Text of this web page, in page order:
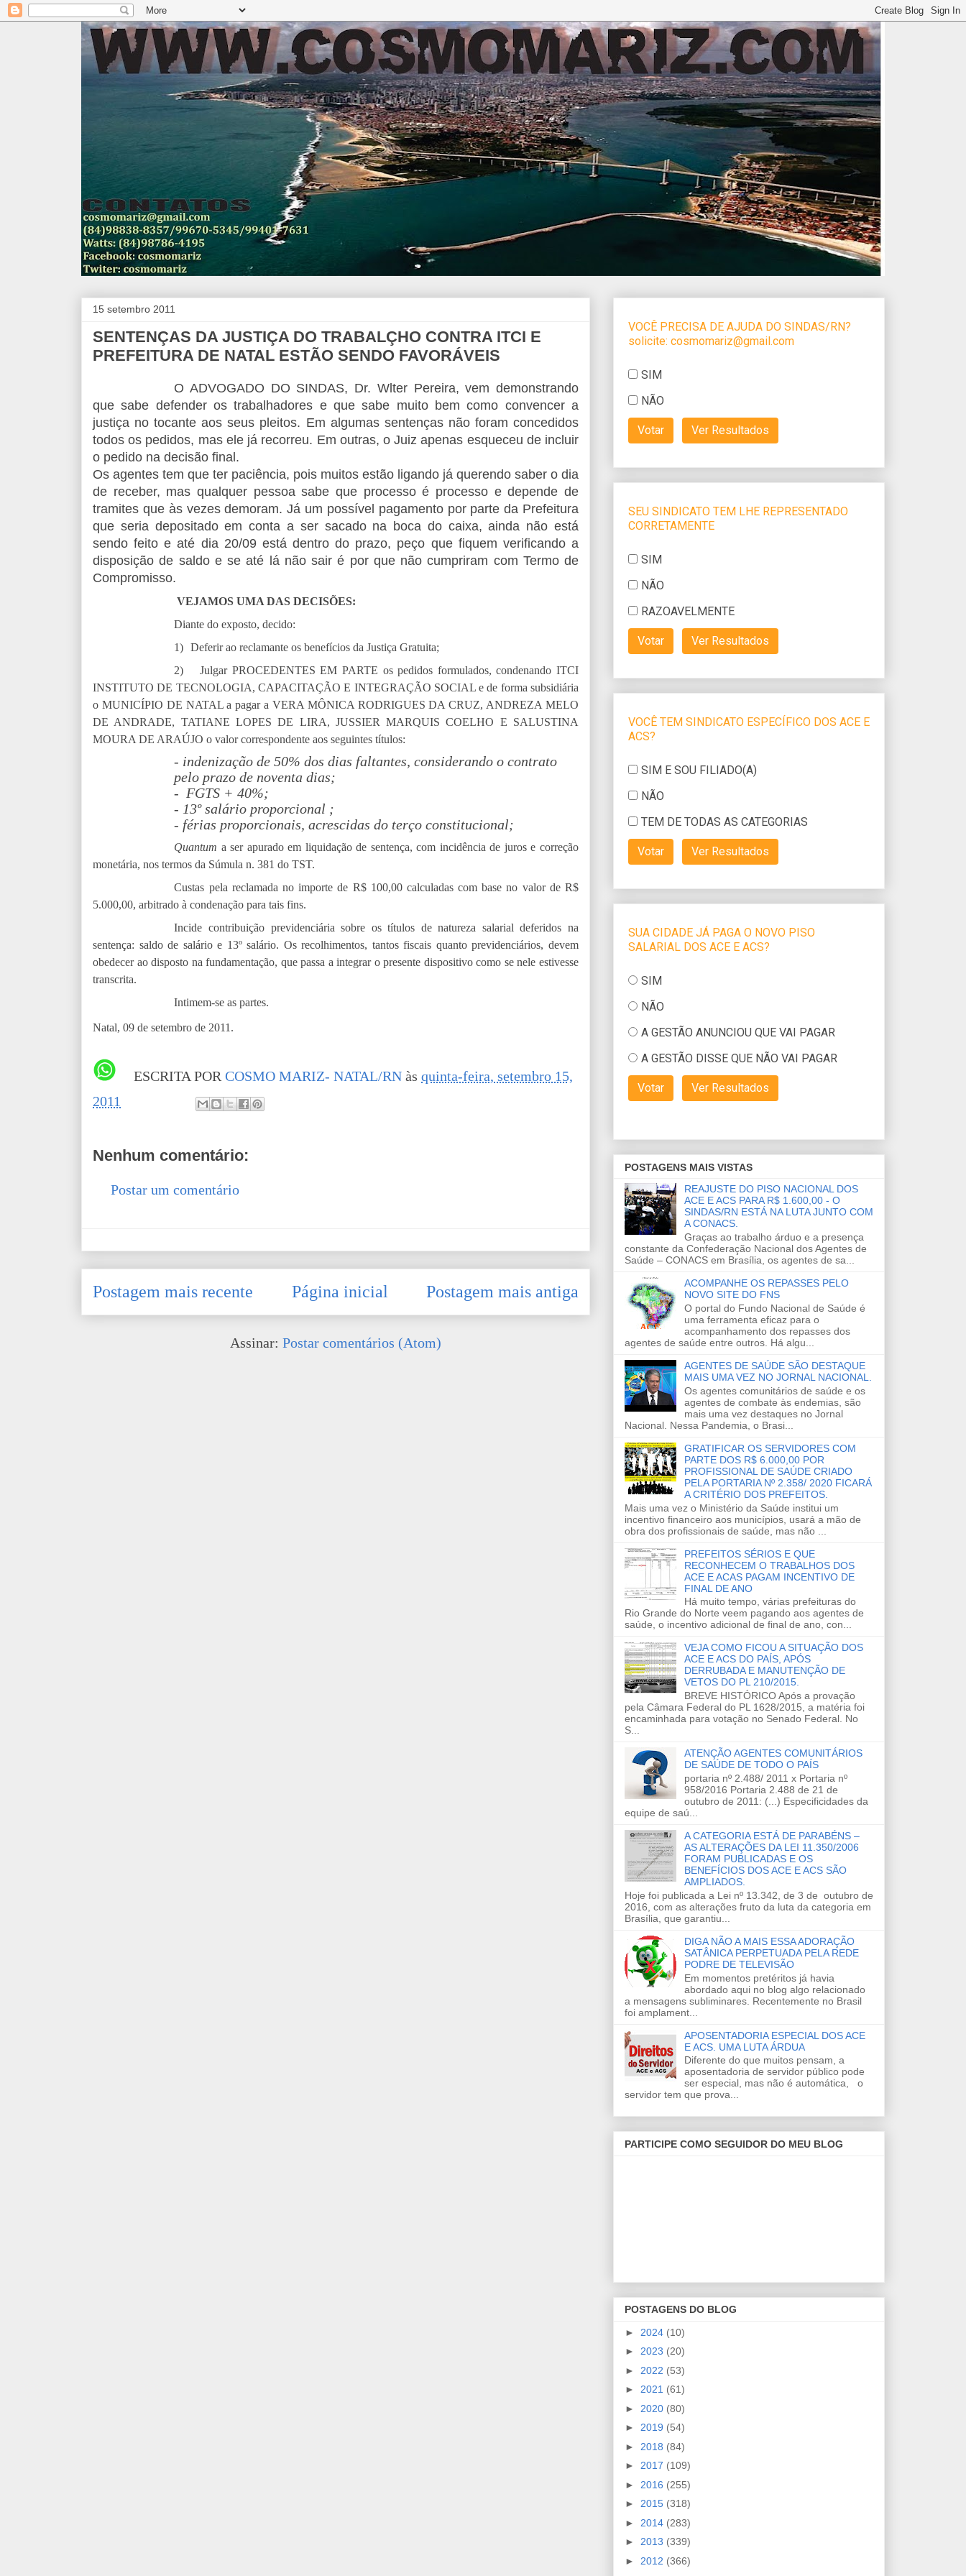
15 setembro 2011
SENTENÇAS DA JUSTIÇA DO TRABALÇHO CONTRA ITCI E
PREFEITURA DE NATAL ESTÃO SENDO FAVORÁVEIS
O ADVOGADO DO SINDAS, Dr. Wlter Pereira, vem demonstrando
que sabe defender os trabalhadores e que sabe muito bem como convencer a
justiça no tocante aos seus pleitos. Em algumas sentenças não foram concedidos
todos os pedidos, mas ele já recorreu. Em outras, o Juiz apenas esqueceu de incluir
o pedido na decisão final.
Os agentes tem que ter paciência, pois muitos estão ligando já querendo saber o dia
de receber, mas qualquer pessoa sabe que processo é processo e depende de
tramites que às vezes demoram. Já um possível pagamento por parte da Prefeitura
que seria depositado em conta a ser sacado na boca do caixa, ainda não está
sendo feito e até dia 20/09 está dentro do prazo, peço que fiquem verificando a
disposição de saldo e se até lá não sair é por que não cumpriram com Termo de
Compromisso.
VEJAMOS UMA DAS DECISÕES:
Diante do exposto, decido:
1)
Deferir ao reclamante os benefícios da Justiça Gratuita;
2)
Julgar PROCEDENTES EM PARTE os pedidos formulados, condenando ITCI
INSTITUTO DE TECNOLOGIA, CAPACITAÇÃO E INTEGRAÇÃO SOCIAL e de forma subsidiária
o MUNICÍPIO DE NATAL a pagar a VERA MÔNICA RODRIGUES DA CRUZ, ANDREZA MELO
DE ANDRADE, TATIANE LOPES DE LIRA, JUSSIER MARQUIS COELHO E SALUSTINA
MOURA DE ARAÚJO o valor correspondente aos seguintes títulos:
- indenização de 50% dos dias faltantes, considerando o contrato
pelo prazo de noventa dias;
- FGTS + 40%;
- 13º salário proporcional ;
- férias proporcionais, acrescidas do terço constitucional;
Quantum a ser apurado em liquidação de sentença, com incidência de juros e correção
monetária, nos termos da Súmula n. 381 do TST.
Custas pela reclamada no importe de R$ 100,00 calculadas com base no valor de R$
5.000,00, arbitrado à condenação para tais fins.
Incide contribuição previdenciária sobre os títulos de natureza salarial deferidos na
sentença: saldo de salário e 13º salário. Os recolhimentos, tantos fiscais quanto previdenciários, devem
obedecer ao disposto na fundamentação, que passa a integrar o presente dispositivo como se nele estivesse
transcrita.
Intimem-se as partes.
Natal, 09 de setembro de 2011.
ESCRITA POR COSMO MARIZ- NATAL/RN às quinta-feira, setembro 15,
2011
Nenhum comentário:
Postar um comentário
Postagem mais recente Postagem mais antiga
Página inicial
Assinar: Postar comentários (Atom)
POSTAGENS MAIS VISTAS
REAJUSTE DO PISO NACIONAL DOS
ACE E ACS PARA R$ 1.600,00 - O
SINDAS/RN ESTÁ NA LUTA JUNTO COM
A CONACS.
Graças ao trabalho árduo e a presença
constante da Confederação Nacional dos Agentes de
Saúde – CONACS em Brasília, os agentes de sa...
ACOMPANHE OS REPASSES PELO
NOVO SITE DO FNS
O portal do Fundo Nacional de Saúde é
uma ferramenta eficaz para o
acompanhamento dos repasses dos
agentes de saúde entre outros. Há algu...
AGENTES DE SAÚDE SÃO DESTAQUE
MAIS UMA VEZ NO JORNAL NACIONAL.
Os agentes comunitários de saúde e os
agentes de combate às endemias, são
mais uma vez destaques no Jornal
Nacional. Nessa Pandemia, o Brasi...
GRATIFICAR OS SERVIDORES COM
PARTE DOS R$ 6.000,00 POR
PROFISSIONAL DE SAÚDE CRIADO
PELA PORTARIA Nº 2.358/ 2020 FICARÁ
A CRITÉRIO DOS PREFEITOS.
Mais uma vez o Ministério da Saúde institui um
incentivo financeiro aos municípios, usará a mão de
obra dos profissionais de saúde, mas não ...
PREFEITOS SÉRIOS E QUE
RECONHECEM O TRABALHOS DOS
ACE E ACAS PAGAM INCENTIVO DE
FINAL DE ANO
Há muito tempo, várias prefeituras do
Rio Grande do Norte veem pagando aos agentes de
saúde, o incentivo adicional de final de ano, con...
VEJA COMO FICOU A SITUAÇÃO DOS
ACE E ACS DO PAÍS, APÓS
DERRUBADA E MANUTENÇÃO DE
VETOS DO PL 210/2015.
BREVE HISTÓRICO Após a provação
pela Câmara Federal do PL 1628/2015, a matéria foi
encaminhada para votação no Senado Federal. No
S...
ATENÇÃO AGENTES COMUNITÁRIOS
DE SAÚDE DE TODO O PAÍS
portaria nº 2.488/ 2011 x Portaria nº
958/2016 Portaria 2.488 de 21 de
outubro de 2011: (...) Especificidades da
equipe de saú...
A CATEGORIA ESTÁ DE PARABÉNS –
AS ALTERAÇÕES DA LEI 11.350/2006
FORAM PUBLICADAS E OS
BENEFÍCIOS DOS ACE E ACS SÃO
AMPLIADOS.
Hoje foi publicada a Lei nº 13.342, de 3 de outubro de
2016, com as alterações fruto da luta da categoria em
Brasília, que garantiu...
DIGA NÃO A MAIS ESSA ADORAÇÃO
SATÂNICA PERPETUADA PELA REDE
PODRE DE TELEVISÃO
Em momentos pretéritos já havia
abordado aqui no blog algo relacionado
a mensagens subliminares. Recentemente no Brasil
foi amplament...
APOSENTADORIA ESPECIAL DOS ACE
E ACS. UMA LUTA ÁRDUA
Diferente do que muitos pensam, a
aposentadoria de servidor público pode
ser especial, mas não é automática, o
servidor tem que prova...
PARTICIPE COMO SEGUIDOR DO MEU BLOG
POSTAGENS DO BLOG
► 2024 (10)
► 2023 (20)
► 2022 (53)
► 2021 (61)
► 2020 (80)
► 2019 (54)
► 2018 (84)
► 2017 (109)
► 2016 (255)
► 2015 (318)
► 2014 (283)
► 2013 (339)
► 2012 (366)